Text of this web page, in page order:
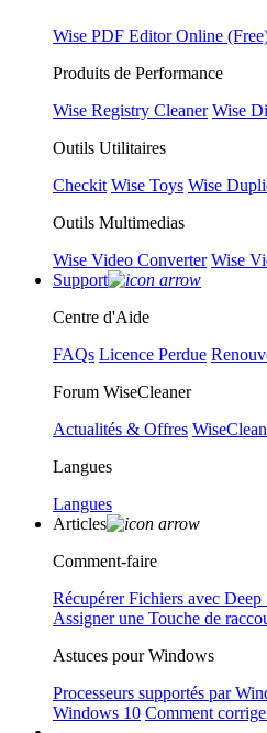
Wise PDF Editor Online
Produits de Performance
Wise Registry Cleaner Wise
Outils Utilitaires
Checkit Wise Toys Wise
Outils Multimedias
Wise Video Converter Wise
Support
Centre d'Aide
FAQs Licence Perdue
Forum WiseCleaner
Actualités & Offres
Langues
Langues
Articles
Comment-faire
Récupérer Fichiers avec Deep
Assigner une Touche de
Astuces pour Windows
Processeurs supportés par
Windows 10 Comment